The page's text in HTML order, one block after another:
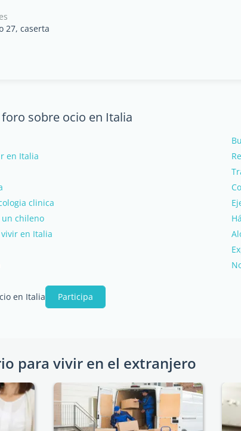
27, caserta
sobre ocio en Italia
en Italia
clinica
un chileno
en Italia
en Italia Participa
para vivir en el extranjero